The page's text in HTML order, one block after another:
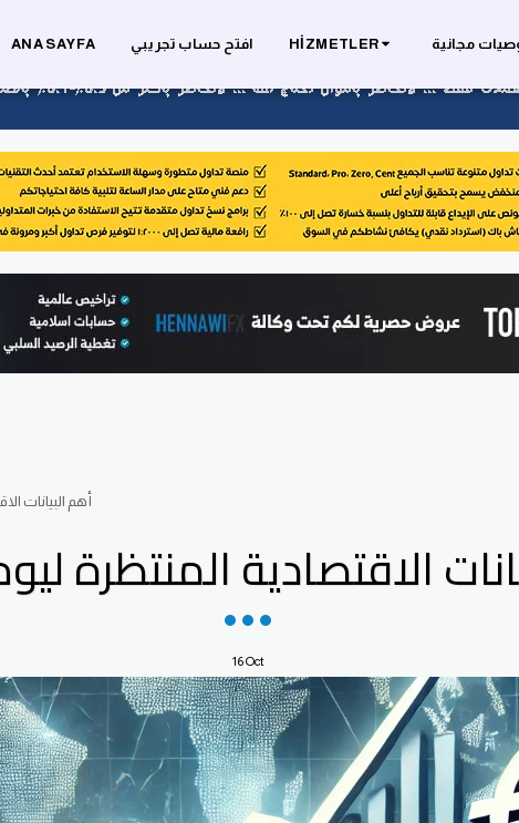
ANA SAYFA افتح حساب تجريبي HIZMETLER مجانية
أهم البيانات
الاقتصادية المنتظرة
16Oct